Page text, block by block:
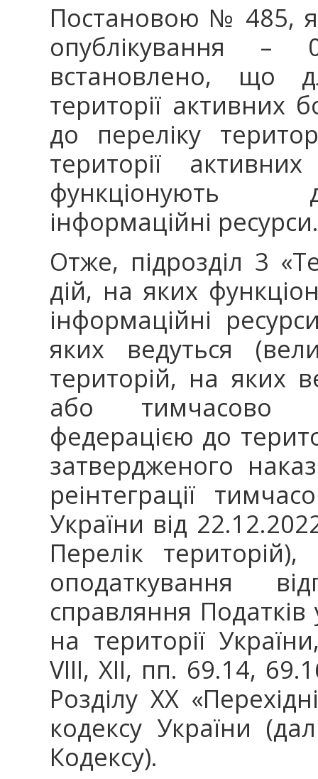
Постановою № 485,
опублікування
встановлено, що
території активних
до переліку
території
функціонують
інформаційні ресурси.
Отже, підрозділ 3
дій, на яких
інформаційні
яких ведуться
територій, на яких
або тимчасово
федерацією до
затвердженого
реінтеграції
України від
Перелік
оподаткування
справляння Податків
на території
VIII, XII, пп. 69.14,
Розділу XX
кодексу України
Кодексу).